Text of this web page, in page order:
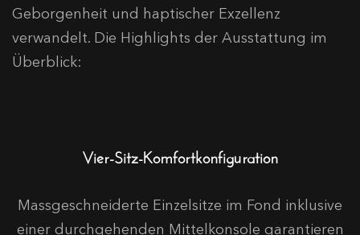
Geborgenheit und haptischer Exzellenz
verwandelt. Die Highlights der Ausstattung im
Überblick:
Vier-Sitz-Komfortkonfiguration
Massgeschneiderte Einzelsitze im Fond inklusive
einer durchgehenden Mittelkonsole garantieren